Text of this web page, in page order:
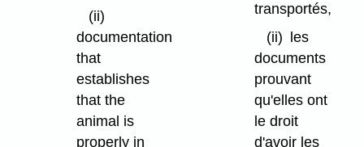
(ii)
documentation
that
establishes
that the
animal is
properly in
transportés,
(ii)
les
documents
prouvant
qu'elles ont
le droit
d'avoir les